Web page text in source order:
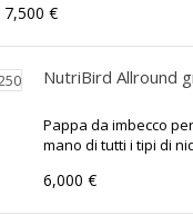
7,500 €
NutriBird Allround
Pappa da imbecco
mano di tutti i tipi di
6,000 €